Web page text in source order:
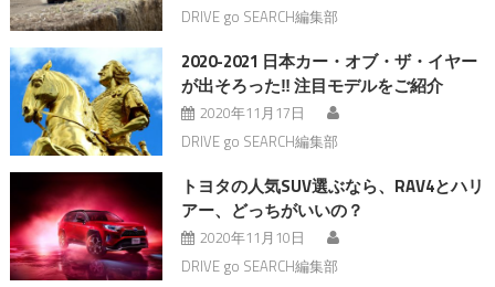
DRIVE go SEARCH編集部
2020-2021 日本カー・オブ・ザ・イヤー
が出そろった‼︎ 注目モデルをご紹介
2020年11月17日
DRIVE go SEARCH編集部
トヨタの人気SUV選ぶなら、RAV4とハリ
アー、どっちがいいの？
2020年11月10日
DRIVE go SEARCH編集部